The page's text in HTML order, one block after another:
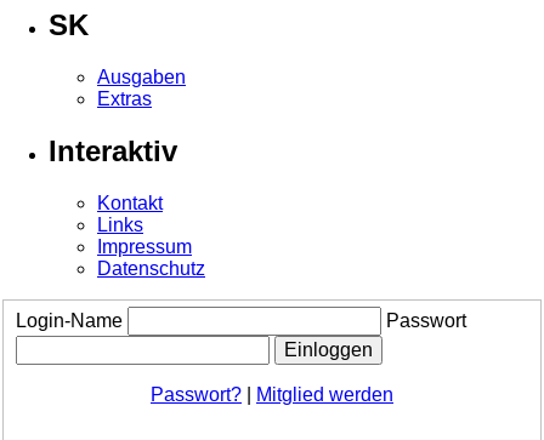
SK
Ausgaben
Extras
Interaktiv
Kontakt
Links
Impressum
Datenschutz
Login-Name Passwort
Passwort? Mitglied werden